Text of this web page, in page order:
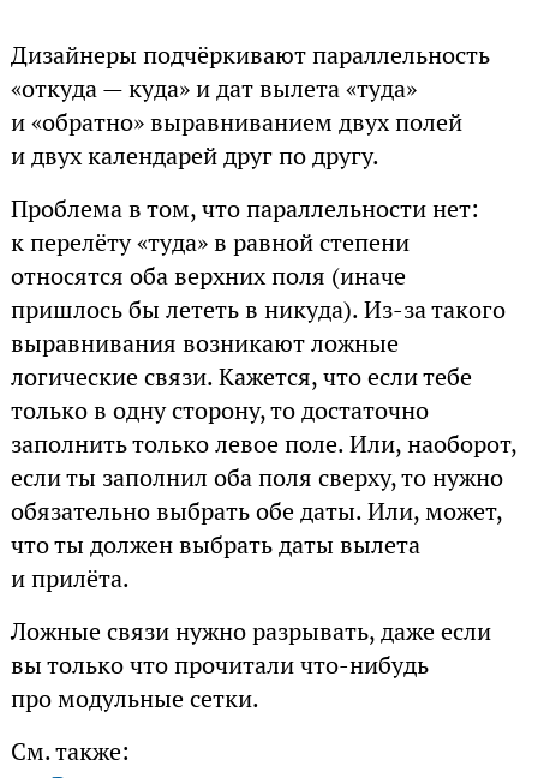
Дизайнеры подчёркивают параллельность
«откуда — куда» и дат вылета «туда»
и «обратно» выравниванием двух полей
и двух календарей друг по другу.
Проблема в том, что параллельности нет:
к перелёту «туда» в равной степени
относятся оба верхних поля (иначе
пришлось бы лететь в никуда). Из-за такого
выравнивания возникают ложные
логические связи. Кажется, что если тебе
только в одну сторону, то достаточно
заполнить только левое поле. Или, наоборот,
если ты заполнил оба поля сверху, то нужно
обязательно выбрать обе даты. Или, может,
что ты должен выбрать даты вылета
и прилёта.
Ложные связи нужно разрывать, даже если
вы только что прочитали что-нибудь
про модульные сетки.
См. также: